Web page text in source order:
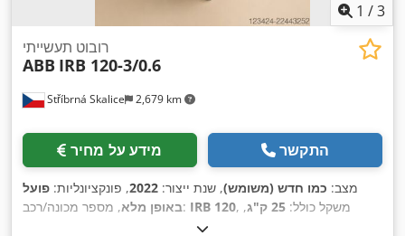
1 /3
Stříbrná Skalice 2,679 km
רובוט תעשייתי
ABB IRB 120-3/0.6
מידע על מחיר התקשר
מצב: כמו חדש (משומש), שנת ייצור: 2022, פונקציונליות: פועל
באופן מלא, מספר מכונה/רכב: IRB 120 , משקל כולל: 25 ק"ג
,
יכולת העמסה: